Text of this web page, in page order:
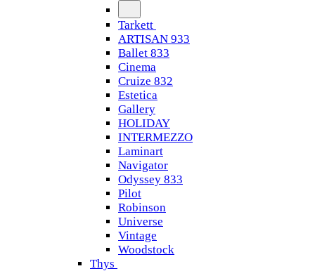
Tarkett
ARTISAN 933
Ballet 833
Cinema
Cruize 832
Estetica
Gallery
HOLIDAY
INTERMEZZO
Laminart
Navigator
Odyssey 833
Pilot
Robinson
Universe
Vintage
Woodstock
Thys